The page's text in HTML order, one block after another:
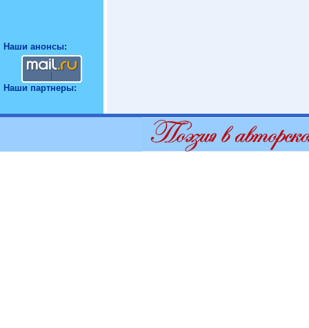
Наши анонсы:
Наши партнеры: